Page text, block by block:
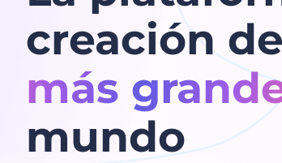
creación
más
mundo